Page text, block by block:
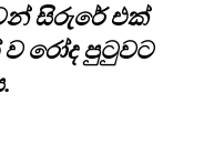
සිරුරේ එක්
ව රෝද පුටුවට